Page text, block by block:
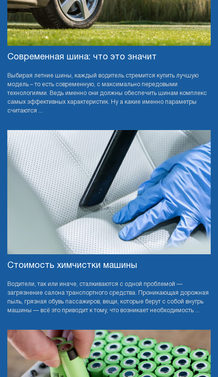
Cовременная шина: что это значит
Выбирая летние шины, каждый водитель стремится купить лучшую
модель – то есть современную, с максимально передовыми
технологиями. Ведь именно они должны обеспечить шинам комплекс
самых эффективных характеристик. Ну а какие именно параметры
считаются ...
Стоимость химчистки машины
Водители, так или иначе, сталкиваются с одной проблемой —
загрязнение салона транспортного средства. Проникающая дорожная
пыль, грязная обувь пассажиров, вещи, которые берут с собой внутрь
машины — всё это приводит к тому, что возникает необходимость ...